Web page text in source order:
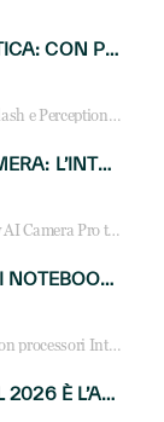
CYBERSECURITY AGENTICA: CON PERCEPTION E MAI-CYBER-1-FLASH MICROSOFT APRE NUOVI SERVIZI PER IL CANALE
Microsoft lancia MAI-Cyber-1-Flash e Perception: cybersecurity agentica in preview dal 3 novembre. Cosa cambia per MSP, system integrator e reseller.
LOGITECH RALLY AI CAMERA: L’INTELLIGENZA ARTIFICIALE ENTRA NELLE SALE RIUNIONI DI NUOVA GENERAZIONE
Logitech Rally AI Camera e Rally AI Camera Pro trasformano gli spazi di collaborazione con AI, inquadratura intelligente, multi-camera e gestione avanzata dei meeting ibridi.
HP ELITEBOOK CON AI: I NOTEBOOK BUSINESS INTELLIGENTI CHE TRASFORMANO PRODUTTIVITÀ, SICUREZZA E LAVORO IBRIDO
Scopri la gamma HP EliteBook con processori Intel® Core™ Ultra e AMD Ryzen™ AI. Notebook business progettati per aumentare la produttività, migliorare la collaborazione e garantire sicurezza avanzata in ufficio e in mobilità.
AI AGENT PLATFORM: IL 2026 È L’ANNO DEL «SISTEMA OPERATIVO» PER GLI AGENTI AZIENDALI